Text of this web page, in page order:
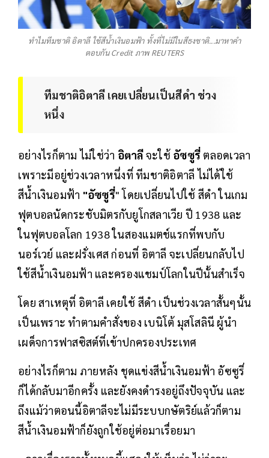
ทำไมทีมชาติ อิตาลี ใช้สีน้ำเงินอมฟ้า ทั้งที่ไม่มีในสีธงชาติ...มาหาคำ
ตอบกัน Credit ภาพ REUTERS
ทีมชาติอิตาลี เคยเปลี่ยนเป็นสีดำ ช่วง
หนึ่ง
อย่างไรก็ตาม ไม่ใช่ว่า อิตาลีจะใช้ อัซซูรี่ ตลอดเวลา
เพราะมีอยู่ช่วงเวลาหนึ่งที่ ทีมชาติอิตาลี ไม่ได้ใช้
สีน้ำเงินอมฟ้า "อัซซูรี่" โดยเปลี่ยนไปใช้ สีดำ ในเกม
ฟุตบอลนัดกระชับมิตรกับยูโกสลาเวีย ปี 1938 และ
ในฟุตบอลโลก 1938 ในสองแมตช์แรกที่พบกับ
นอร์เวย์ และฝรั่งเศส ก่อนที่ อิตาลี จะเปลี่ยนกลับไป
ใช้สีน้ำเงินอมฟ้า และครองแชมป์โลกในปีนั้นสำเร็จ
โดย สาเหตุที่ อิตาลี เคยใช้ สีดำ เป็นช่วงเวลาสั้นๆนั้น
เป็นเพราะ ทำตามคำสั่งของ เบนิโต้ มุสโสลินี ผู้นำ
เผด็จการฟาสซิสต์ที่เข้าปกครองประเทศ
อย่างไรก็ตาม ภายหลัง ชุดแข่งสีน้ำเงินอมฟ้า อัซซูรี่
ก็ได้กลับมาอีกครั้ง และยังคงดำรงอยู่ถึงปัจจุบัน และ
ถึงแม้ว่าตอนนี้อิตาลีจะไม่มีระบบกษัตริย์แล้วก็ตาม
สีน้ำเงินอมฟ้าก็ยังถูกใช้อยู่ต่อมาเรื่อยมา